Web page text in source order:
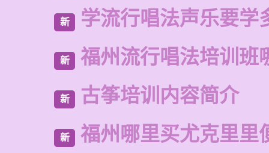
新 学流行唱法声乐要学
新 福州流行唱法培训班
新 古筝培训内容简介
新 福州哪里买尤克里里